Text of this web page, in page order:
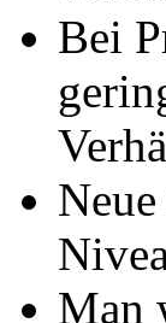
Bei
Man